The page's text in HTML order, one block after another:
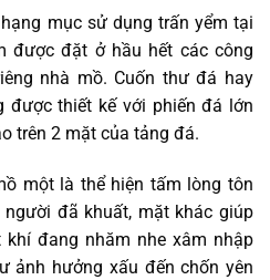
mục sử dụng trấn yểm tại
được đặt ở hầu hết các công
nhà mồ. Cuốn thư đá hay
được thiết kế với phiến đá lớn
trên 2 mặt của tảng đá.
một là thể hiện tấm lòng tôn
đã khuất, mặt khác giúp
đang nhăm nhe xâm nhập
ảnh hưởng xấu đến chốn yên